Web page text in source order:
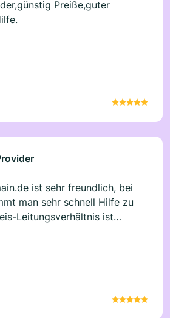
Preiße,guter
ist sehr freundlich, bei
sehr schnell Hilfe zu
Leitungsverhältnis ist
Server sind immer erreichbar
Was besseres wie bei